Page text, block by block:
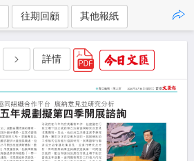
往期回顧 其他報紙
詳情